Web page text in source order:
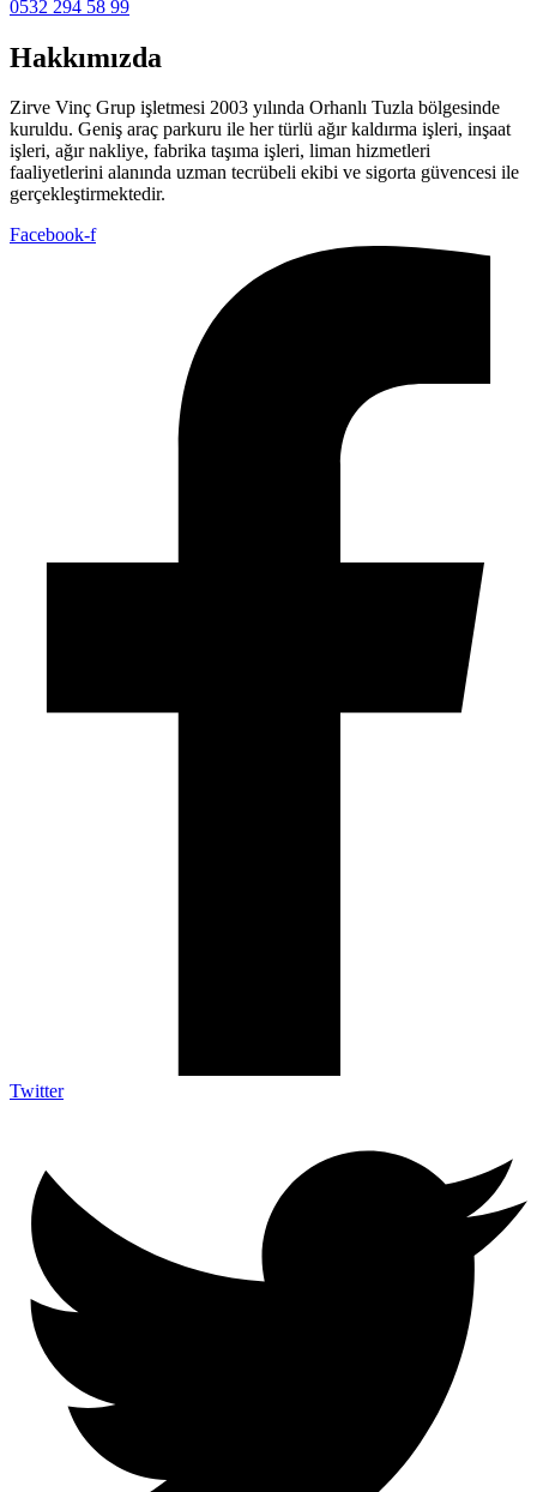
0532 294 58 99
Hakkımızda
Zirve Vinç Grup işletmesi 2003 yılında Orhanlı Tuzla bölgesinde
kuruldu. Geniş araç parkuru ile her türlü ağır kaldırma işleri, inşaat
işleri, ağır nakliye, fabrika taşıma işleri, liman hizmetleri
faaliyetlerini alanında uzman tecrübeli ekibi ve sigorta güvencesi ile
gerçekleştirmektedir.
Facebook-f
Twitter